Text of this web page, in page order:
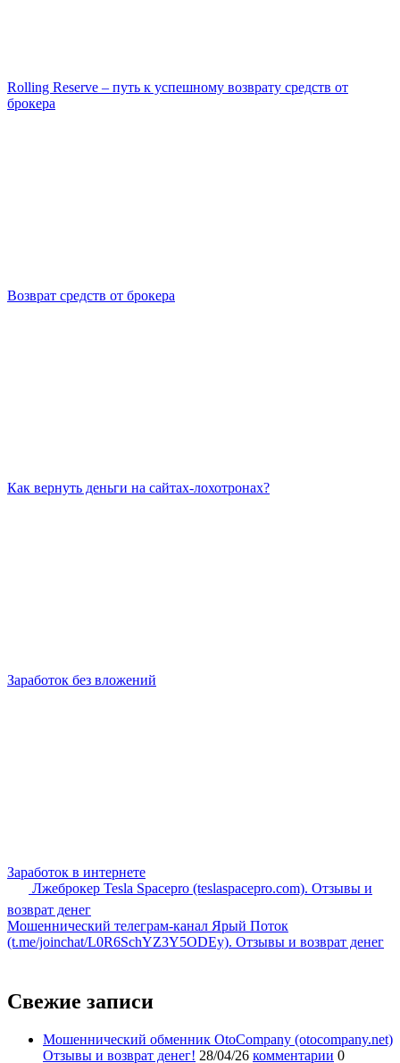
Rolling Reserve – путь к успешному возврату средств от
брокера
Возврат средств от брокера
Как вернуть деньги на сайтах-лохотронах?
Заработок без вложений
Заработок в интернете
Лжеброкер Tesla Spacepro (teslaspacepro.com). Отзывы и
возврат денег
Мошеннический телеграм-канал Ярый Поток
(t.me/joinchat/L0R6SchYZ3Y5ODEy). Отзывы и возврат денег
Свежие записи
Мошеннический обменник OtoCompany (otocompany.net)
Отзывы и возврат денег! 28/04/26 комментарии 0